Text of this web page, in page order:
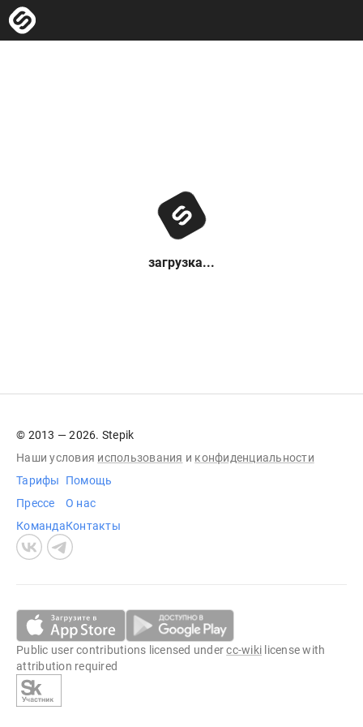
загрузка...
© 2013 — 2026. Stepik
Наши условия использования и конфиденциальности
Тарифы
Прессе
Команда
Помощь
О нас
Контакты
Public user contributions licensed undercc-wiki license with
attribution required